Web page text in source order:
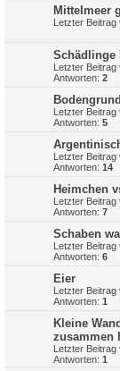
Mittelmeer
Letzter Beitrag
Schädlinge
Letzter Beitrag
Antworten: 2
Letzter Beitrag
Antworten: 5
Letzter Beitrag
Antworten: 14
Heimchen
Letzter Beitrag
Antworten: 7
Schaben
Letzter Beitrag
Antworten: 6
Eier
Letzter Beitrag
Antworten: 1
Kleine
zusammen
Letzter Beitrag
Antworten: 1